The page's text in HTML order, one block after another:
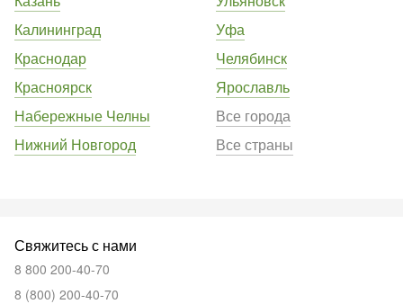
Калининград
Краснодар
Красноярск
Набережные Челны
Нижний Новгород
Уфа
Челябинск
Ярославль
Все города
Все страны
Свяжитесь с нами
8 800 200-40-70
8 (800) 200-40-70